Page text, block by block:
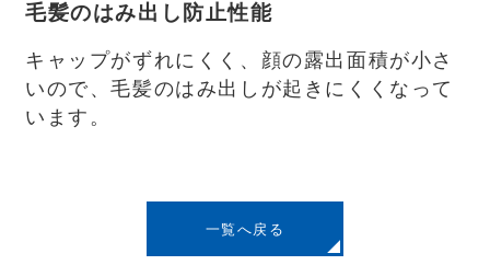
毛髪のはみ出し防止性能
キャップがずれにくく、顔の露出面積が小さ
いので、毛髪のはみ出しが起きにくくなって
います。
一覧へ戻る